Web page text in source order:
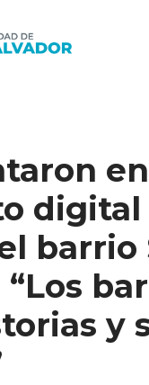
en
digital
barrio
y